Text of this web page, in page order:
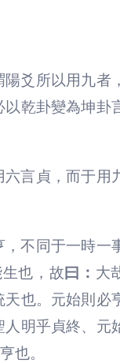
爻所以用九者
乾卦變為坤卦
言貞，而于用
不同于一時一
也，故曰： 大
也。元始則必
明乎貞終、元
也。